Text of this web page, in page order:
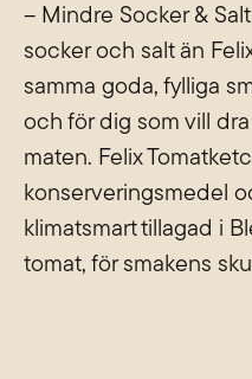
– Mindre Socker &
socker och salt än
samma goda, fylliga
och för dig som vill
maten. Felix
konserveringsmedel
klimatsmart tillagad i
tomat, för smakens